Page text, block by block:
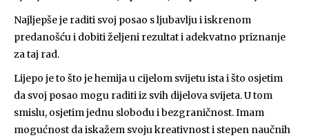
Najljepše je raditi svoj posao s ljubavlju i iskrenom
predanošću i dobiti željeni rezultat i adekvatno priznanje
za taj rad.
Lijepo je to što je hemija u cijelom svijetu ista i što osjetim
da svoj posao mogu raditi iz svih dijelova svijeta. U tom
smislu, osjetim jednu slobodu i bezgraničnost. Imam
mogućnost da iskažem svoju kreativnost i stepen naučnih